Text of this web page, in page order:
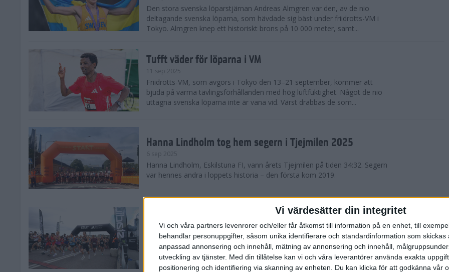
Vi värdesätter din integritet
Vi och våra partners levenrorer och/eller får åtkomst till information på en enhet, till
behandlar personuppgifter, såsom unika identifierare och standardinformation som skickas
anpassad annonsering och innehåll, mätning av annonsering och innehåll,
utveckling av tjänster. Med din tillåtelse kan vi och våra leverantörer använda exakta
positionering och identifiering via skanning av enheten. Du kan klicka för att godkänna vår
Den stora svenska löparstjärnan Andreas Almgren var den, av de nio
deltagande svenska löparna, som hävdade sig bäst under friidrotts-VM i
Tokyo. Almgren knep ett historiskt brons på 10 000 meter, samt...
Tufft väder för löparna i VM
11 sep 2025
Friidrotts-VM, som avgörs i Tokyo den 13–21 september, kommer att
bjuda på varma tävlingsförhållanden med hög luftfuktighet. Något de nio
uttagna svenska löparna inte är vana vid. Värst drabbas de som...
Hanna Lindholm tog hem segern i Tjejmilen 2025
6 sep 2025
Hanna Lindholm, Eskilstuna FI, vann årets Tjejmilen på tiden 34:32. Segern
var hennes andra i loppets historia – den första kom 2019.
Snabbaste segertiden på 12 år i rekordstort adidas
Stockholm Halvmaraton
30 aug 2025
Ett slutsålt och rekordstort adidas Stockholm Halvmaraton avgjordes i
nästintill perfekt löparväder. 18 grader, mulet och väldigt lite vind. Totalt
var 19,866 löpare anmälda, varav 15,807 kom till sta...